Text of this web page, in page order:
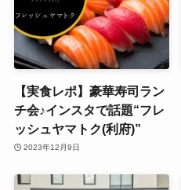
【実食レポ】豪華寿司ラン
チ会♪インスタで話題“フレ
ッシュヤマトク(利府)”
2023年12月9日